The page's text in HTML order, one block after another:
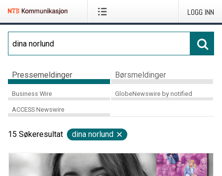
LOGG INN
Pressemeldinger Børsmeldinger
Business Wire GlobeNewswire by notified
ACCESS Newswire
15 Søkeresultat dina norlund